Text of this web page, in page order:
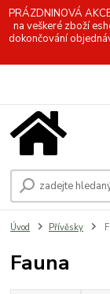
PRÁZDNINOVÁ
na veškeré zboží
dokončování
Úvod Přívěsky
Fauna